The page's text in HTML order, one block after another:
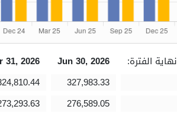
نهاية الفترة: Jun 30, 2026
31, 2026
327,983.33
276,589.05